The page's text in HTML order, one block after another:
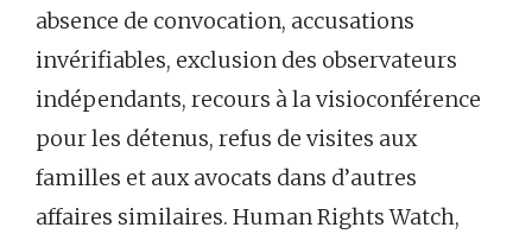
absence de convocation, accusations
invérifiables, exclusion des observateurs
indépendants, recours à la visioconférence
pour les détenus, refus de visites aux
familles et aux avocats dans d’autres
affaires similaires. Human Rights Watch,